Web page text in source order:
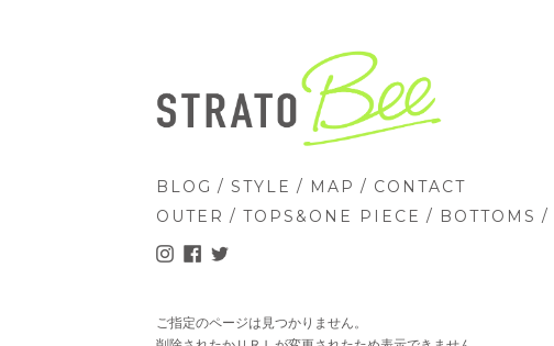
BLOG / STYLE / MAP / CONTACT
OUTER / TOPS&ONE PIECE / BOTTOMS /
ご指定のページは見つかりません。